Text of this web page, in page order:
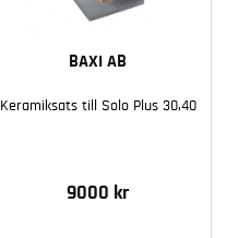
BAXI AB
Keramiksats till Solo Plus 30,40
9000 kr